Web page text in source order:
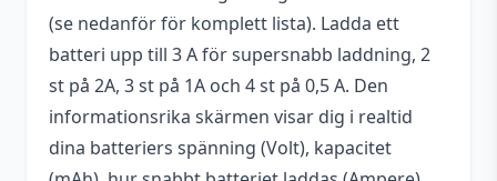
(se nedanför för komplett lista). Ladda ett
batteri upp till 3 A för supersnabb laddning, 2
st på 2A, 3 st på 1A och 4 st på 0,5 A. Den
informationsrika skärmen visar dig i realtid
dina batteriers spänning (Volt), kapacitet
Drivs med
Micro-USB (DC 5 V)
Varumärke
XTAR